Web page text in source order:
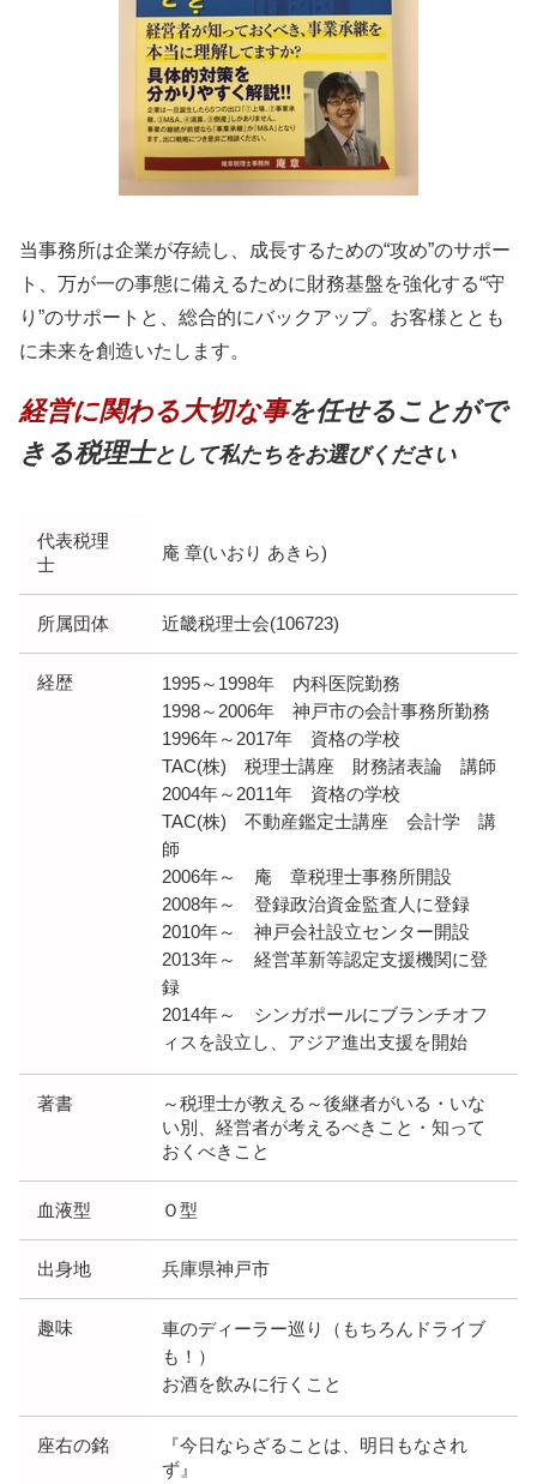
当事務所は企業が存続し、成長するための“攻め”のサポー
ト、万が一の事態に備えるために財務基盤を強化する“守
り”のサポートと、総合的にバックアップ。お客様ととも
に未来を創造いたします。
経営に関わる大切な事を任せることがで
きる税理士として私たちをお選びください
代表税理
士
庵 章(いおり あきら)
所属団体 近畿税理士会(106723)
経歴
1995～1998年 内科医院勤務
1998～2006年 神戸市の会計事務所勤務
1996年～2017年 資格の学校
TAC(株) 税理士講座 財務諸表論 講師
2004年～2011年 資格の学校
TAC(株) 不動産鑑定士講座 会計学 講
師
2006年～ 庵 章税理士事務所開設
2008年～ 登録政治資金監査人に登録
2010年～ 神戸会社設立センター開設
2013年～ 経営革新等認定支援機関に登
録
2014年～ シンガポールにブランチオフ
ィスを設立し、アジア進出支援を開始
著書
～税理士が教える～後継者がいる・いな
い別、経営者が考えるべきこと・知って
おくべきこと
血液型 Ｏ型
出身地 兵庫県神戸市
趣味
車のディーラー巡り（もちろんドライブ
も！）
お酒を飲みに行くこと
座右の銘
『今日ならざることは、明日もなされ
ず』